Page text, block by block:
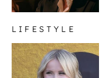
LIFESTYLE